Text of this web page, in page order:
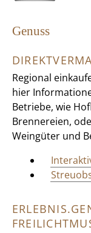
Genuss
Regional
hier
Betriebe, wie
Brennereien,
Weingüter und